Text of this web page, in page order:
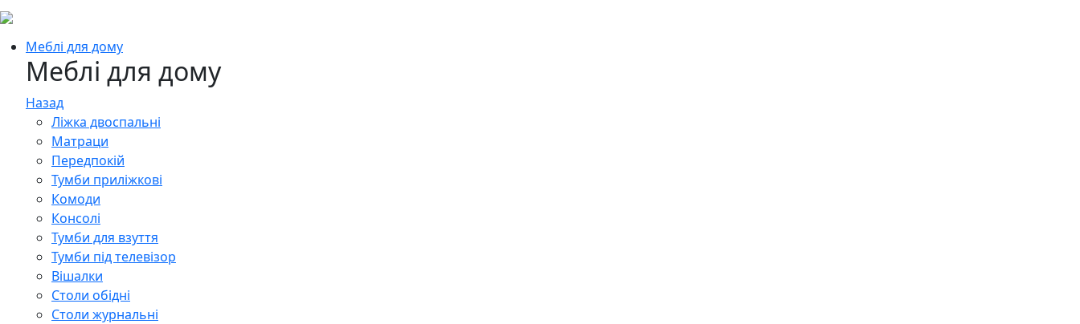
Меблі для дому
Меблі для дому
Назад
Ліжка двоспальні
Матраци
Передпокій
Тумби приліжкові
Комоди
Консолі
Тумби для взуття
Тумби під телевізор
Вішалки
Столи обідні
Столи журнальні